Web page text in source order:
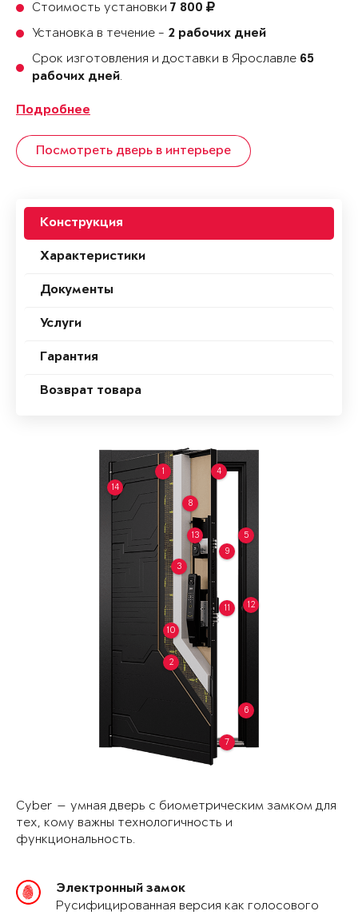
Стоимость установки 7 800
Установка в течение - 2 рабочих дней
Срок изготовления и доставки в Ярославле 65
рабочих дней.
Подробнее
Посмотреть дверь в интерьере
Конструкция
Характеристики
Документы
Услуги
Гарантия
Возврат товара
1
2
3
4
5
6
7
8
9
10
11 12
13
14
Cyber — умная дверь с биометрическим замком для
тех, кому важны технологичность и
функциональность.
Электронный замок
Русифицированная версия как голосового